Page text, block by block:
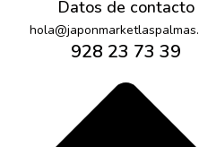
Datos de contacto
928 23 73 39